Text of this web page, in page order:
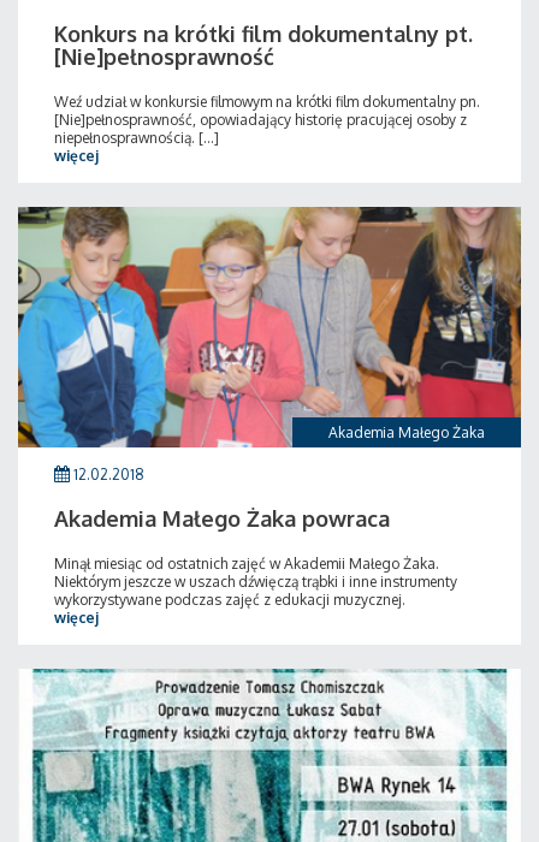
Konkurs na krótki film dokumentalny pt.
[Nie]pełnosprawność
Weź udział w konkursie filmowym na krótki film dokumentalny pn.
[Nie]pełnosprawność, opowiadający historię pracującej osoby z
niepełnosprawnością. [...]
więcej
Akademia Małego Żaka
12.02.2018
Akademia Małego Żaka powraca
Minął miesiąc od ostatnich zajęć w Akademii Małego Żaka.
Niektórym jeszcze w uszach dźwięczą trąbki i inne instrumenty
wykorzystywane podczas zajęć z edukacji muzycznej.
więcej